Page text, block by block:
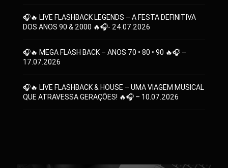
🎧🔥 LIVE FLASHBACK LEGENDS – A FESTA DEFINITIVA
DOS ANOS 90 & 2000 🔥🎧- 24.07.2026
🎧🔥 MEGA FLASH BACK – ANOS 70 • 80 • 90 🔥🎧 –
17.07.2026
🎧🔥 LIVE FLASHBACK & HOUSE – UMA VIAGEM MUSICAL
QUE ATRAVESSA GERAÇÕES! 🔥🎧 – 10.07.2026